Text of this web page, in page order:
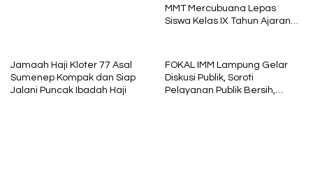
MMT Mercubuana Lepas
Siswa Kelas IX Tahun Ajaran
Jamaah Haji Kloter 77 Asal
Sumenep Kompak dan Siap
Jalani Puncak Ibadah Haji
FOKAL IMM Lampung Gelar
Diskusi Publik, Soroti
Pelayanan Publik Bersih,